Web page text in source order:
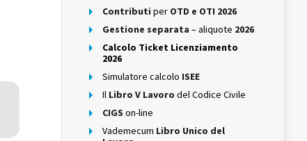
Contributi per OTD e OTI 2026
Gestione separata – aliquote 2026
Calcolo Ticket Licenziamento
2026
Simulatore calcolo ISEE
Il Libro V Lavoro del Codice Civile
CIGS on-line
Vademecum Libro Unico del